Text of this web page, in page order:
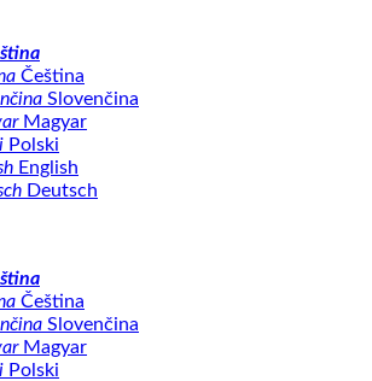
Čeština
Slovenčina
Magyar
Polski
English
Deutsch
Čeština
Slovenčina
Magyar
Polski